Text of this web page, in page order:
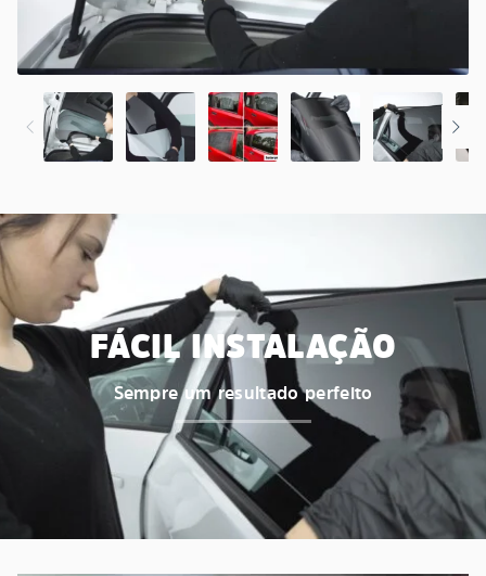
FÁCIL INSTALAÇÃO
Sempre um resultado perfeito